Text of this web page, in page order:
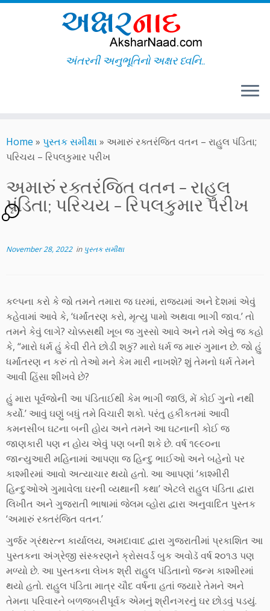
to
content
અંતરની અનુભૂતિનો અક્ષર ધ્વનિ..
Home » પુસ્તક સમીક્ષા» અમારું રક્તરંજિત વતન – રાહુલ પંડિતા;
પરિચય – રિપલકુમાર પરીખ
અમારું રક્તરંજિત વતન – રાહુલ
પંડિતા; પરિચય – રિપલકુમાર પરીખ
2
November 28, 2022in પુસ્તક સમીક્ષા
કલ્પના કરો કે જો તમને તમારા જ ઘરમાં, રાજ્યમાં અને દેશમાં એવું
કહેવામાં આવે કે, ‘ધર્માંતરણ કરો, મૃત્યુ પામો અથવા ભાગી જાવ.’ તો
તમને કેવું લાગે? ચોક્કસથી ખૂબ જ ગુસ્સો આવે અને તમે એવું જ કહો
કે, “મારો ધર્મ હું કેવી રીતે છોડી શકું? મારો ધર્મ જ મારું ગુમાન છે. જો હું
ધર્માંતરણ ન કરું તો તેઓ મને કેમ મારી નાખશે? શું તેમનો ધર્મ તેમને
આવી હિંસા શીખવે છે?
હું મારા પૂર્વજોની આ પંડિતાઈથી કેમ ભાગી જાઉં, મેં કોઈ ગુનો નથી
કર્યો.’ આવું ઘણું બધું તમે વિચારી શકો. પરંતુ હકીકતમાં આવી
કમનસીબ ઘટના બની હોય અને તમને આ ઘટનાની કોઈ જ
જાણકારી પણ ન હોય એવું પણ બની શકે છે. વર્ષ ૧૯૯૦ના
જાન્યુઆરી મહિનામાં આપણા જ હિન્દુ ભાઈઓ અને બહેનો પર
કાશ્મીરમાં આવો અત્યાચાર થયો હતો. આ આપણાં ‘કાશ્મીરી
હિન્દુઓએ ગુમાવેલા ઘરની વ્યથાની કથા’ એટલે રાહુલ પંડિતા દ્વારા
લિખીત અને ગુજરાતી ભાષામાં જેલમ વ્હોરા દ્વારા અનુવાદિત પુસ્તક
‘અમારું રક્તરંજિત વતન.’
ગુર્જર ગ્રંથરત્ન કાર્યાલય, અમદાવાદ દ્વારા ગુજરાતીમાં પ્રકાશિત આ
પુસ્તકના અંગ્રેજી સંસ્કરણને ક્રોસવર્ડ બુક અવોડૅ વર્ષ ૨૦૧૩ પણ
મળ્યો છે. આ પુસ્તકના લેખક શ્રી રાહુલ પંડિતાનો જન્મ કાશ્મીરમાં
થયો હતો. રાહુલ પંડિતા માત્ર ચૌદ વર્ષના હતાં જ્યારે તેમને અને
તેમના પરિવારને બળજબરીપૂર્વક એમનું શ્રીનગરનું ઘર છોડવું પડયું.